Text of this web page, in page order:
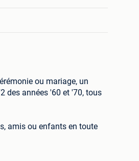
ou mariage, un
des années '60 et '70, tous
amis ou enfants en toute